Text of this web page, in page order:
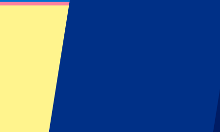
Real Madrid vs Girona FC
10 de abril de 2026 a las 21:00
Fecha confirmada
Madrid, España